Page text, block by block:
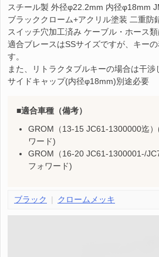
スチール製 外径φ22.2mm 内径φ18mm
ブラッククローム+アクリル塗装 二重防
スイッチ穴加工済み ケーブル・ホース
適合ブレースはSSサイズですが、キー
す。
また、リトラクタブルキーの場合は干渉
サイドキャップ(内径φ18mm)別途必要
適合車種（備考）
GROM（13-15 JC61-1300000迄
ワード)
GROM（16-20 JC61-1300001-/
フォワード)
ブラック クロームメッキ